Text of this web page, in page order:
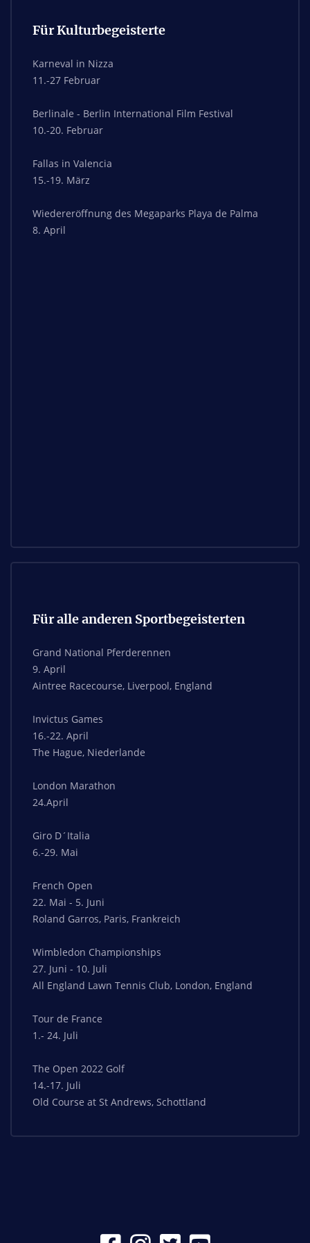
Für Kulturbegeisterte
Karneval in Nizza
11.-27 Februar
Berlinale - Berlin International Film Festival
10.-20. Februar
Fallas in Valencia
15.-19. März
Wiedereröffnung des Megaparks Playa de Palma
8. April
Für alle anderen Sportbegeisterten
Grand National Pferderennen
9. April
Aintree Racecourse, Liverpool, England
Invictus Games
16.-22. April
The Hague, Niederlande
London Marathon
24.April
Giro D´Italia
6.-29. Mai
French Open
22. Mai - 5. Juni
Roland Garros, Paris, Frankreich
Wimbledon Championships
27. Juni - 10. Juli
All England Lawn Tennis Club, London, England
Tour de France
1.- 24. Juli
The Open 2022 Golf
14.-17. Juli
Old Course at St Andrews, Schottland